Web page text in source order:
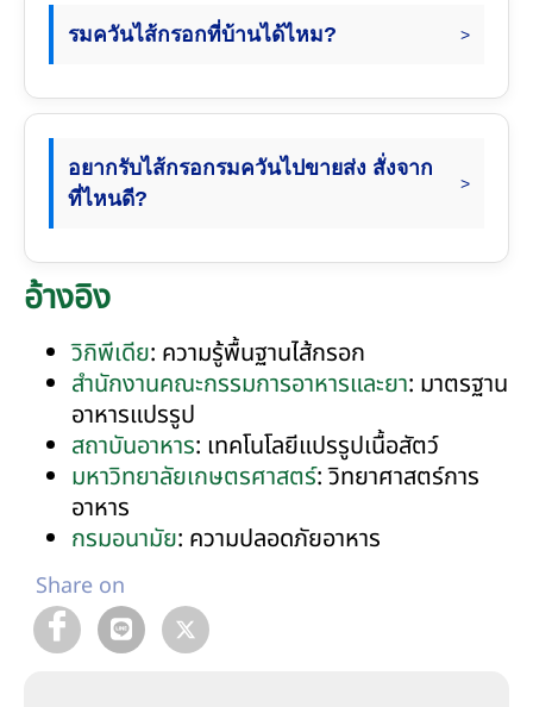
รมควันไส้กรอกที่บ้านได้ไหม?
อยากรับไส้กรอกรมควันไปขายส่ง สั่งจาก
ที่ไหนดี?
อ้างอิง
วิกิพีเดีย: ความรู้พื้นฐานไส้กรอก
สำนักงานคณะกรรมการอาหารและยา: มาตรฐาน
อาหารแปรรูป
สถาบันอาหาร: เทคโนโลยีแปรรูปเนื้อสัตว์
มหาวิทยาลัยเกษตรศาสตร์: วิทยาศาสตร์การ
อาหาร
กรมอนามัย: ความปลอดภัยอาหาร
Share on